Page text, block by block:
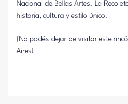
Nacional de Bellas Artes. La
historia, cultura y estilo único.
¡No podés dejar de visitar este
Aires!